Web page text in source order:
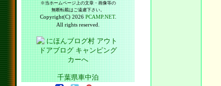
※当ホームページ上の文章・画像等の
無断転載はご遠慮下さい。
Copyright(C) 2026 PCAMP.NET.
All rights reserved.
千葉県車中泊